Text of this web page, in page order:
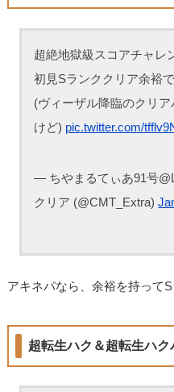
超絶地獄級スコアチャレ
初見Sランククリア余裕
(ヴィーザル降臨のクリ
けど) pic.twitter.com/
— ちやまるてぃあ91号
クリア (@CMT_Extra)
アキネパなら、余裕を持って
超転生ハク＆超転生ハク